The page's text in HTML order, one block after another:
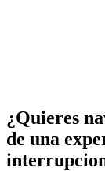
¿Quieres
de una